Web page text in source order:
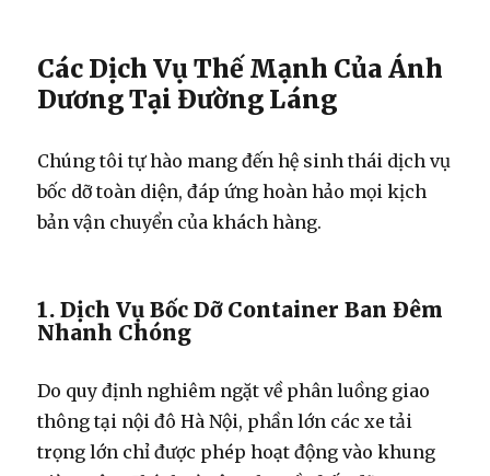
Các Dịch Vụ Thế Mạnh Của Ánh
Dương Tại Đường Láng
Chúng tôi tự hào mang đến hệ sinh thái dịch vụ
bốc dỡ toàn diện, đáp ứng hoàn hảo mọi kịch
bản vận chuyển của khách hàng.
1. Dịch Vụ Bốc Dỡ Container Ban Đêm
Nhanh Chóng
Do quy định nghiêm ngặt về phân luồng giao
thông tại nội đô Hà Nội, phần lớn các xe tải
trọng lớn chỉ được phép hoạt động vào khung